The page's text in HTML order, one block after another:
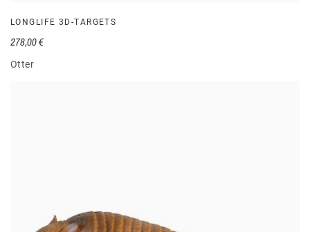
LONGLIFE 3D-TARGETS
Otter
278,00 €